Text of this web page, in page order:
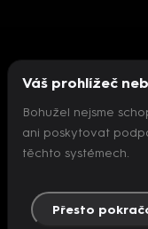
Váš prohlížeč
Bohužel nejsme
ani poskytovat
těchto systémech.
Přesto